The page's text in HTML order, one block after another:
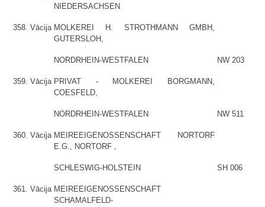
NIEDERSACHSEN
358. Vācija MOLKEREI H. STROTHMANN GMBH,
GUTERSLOH,
NORDRHEIN-WESTFALEN NW 203
359. Vācija PRIVAT - MOLKEREI BORGMANN,
COESFELD,
NORDRHEIN-WESTFALEN NW 511
360. Vācija MEIREEIGENOSSENSCHAFT NORTORF
E.G., NORTORF ,
SCHLESWIG-HOLSTEIN SH 006
361. Vācija MEIREEIGENOSSENSCHAFT
SCHAMALFELD-